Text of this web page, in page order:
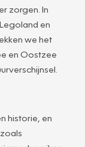
zorgen. In
en
we het
en Oostzee
historie, en